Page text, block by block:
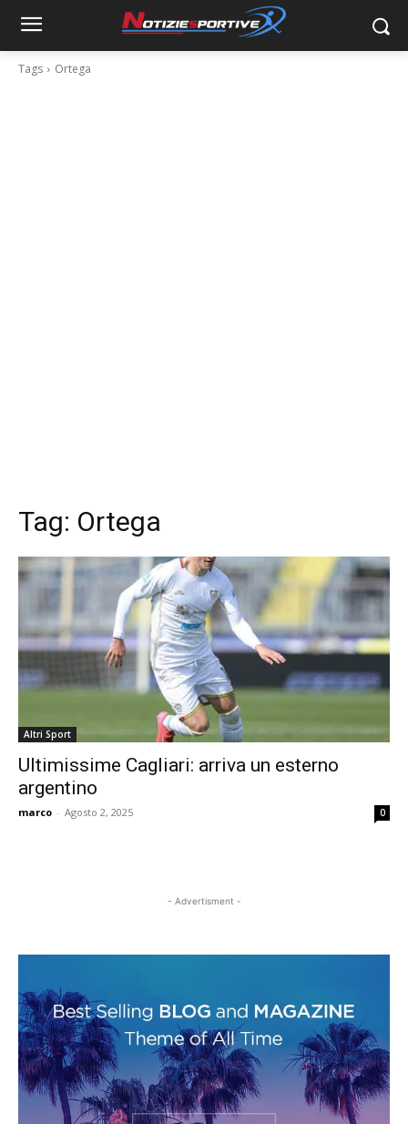
Tags Ortega
Tag: Ortega
Altri Sport
Ultimissime Cagliari: arriva un esterno
argentino
marco - Agosto 2, 2025 0
- Advertisment -